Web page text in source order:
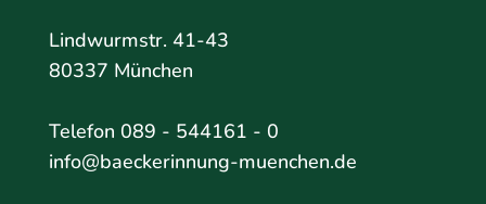
Lindwurmstr. 41-43
80337 München
Telefon 089 - 544161 - 0
info@baeckerinnung-muenchen.de